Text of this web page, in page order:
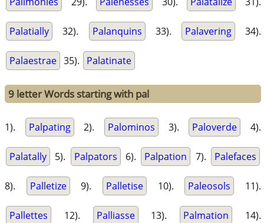
Palatially 32). Palanquins 33). Palavering 34).
Palaestrae 35). Palatinate
9 letter Words starting with pal
1). Palpating 2). Palominos 3). Paloverde 4).
Palatally 5). Palpators 6). Palpation 7). Palefaces
8). Palletize 9). Palletise 10). Paleosols 11).
Pallettes 12). Palliasse 13). Palmation 14).